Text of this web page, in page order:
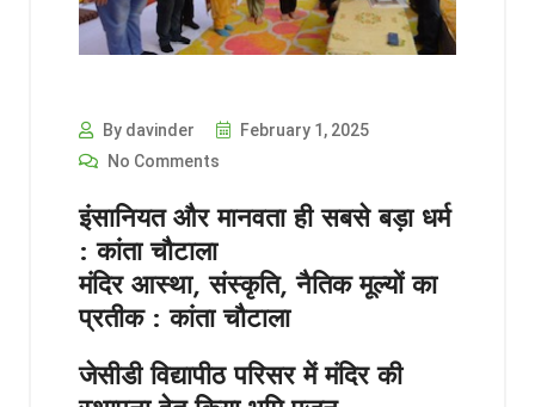
By davinder
February 1, 2025
No Comments
इंसानियत और मानवता ही सबसे बड़ा धर्म
: कांता चौटाला
मंदिर आस्था, संस्कृति, नैतिक मूल्यों का
प्रतीक : कांता चौटाला
जेसीडी विद्यापीठ परिसर में मंदिर की